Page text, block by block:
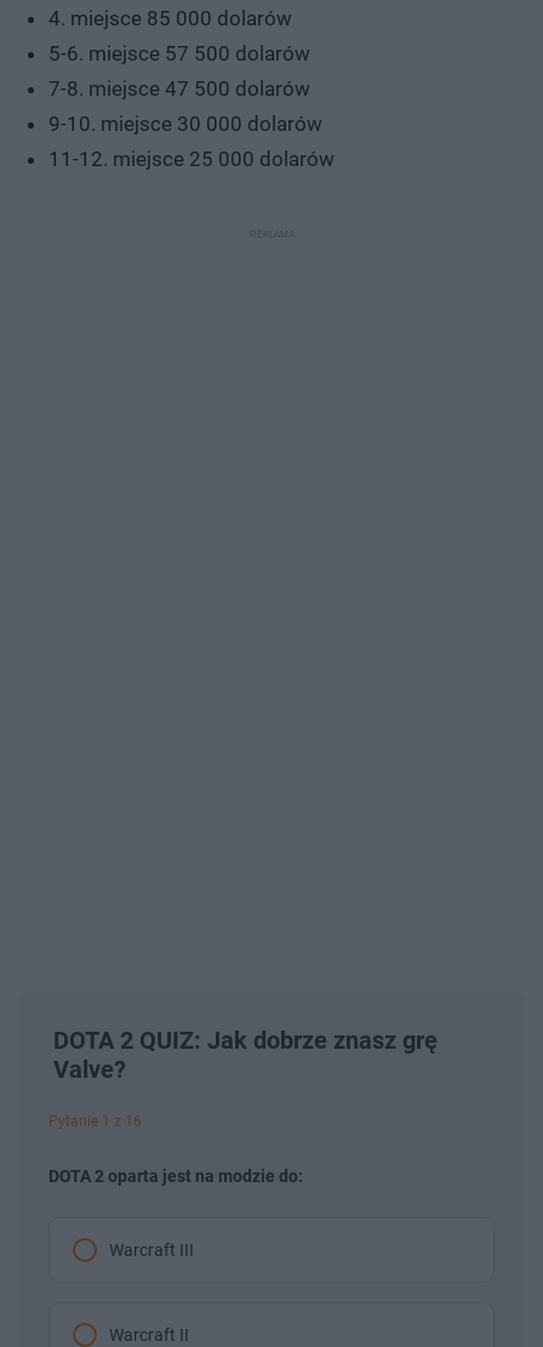
4. miejsce 85 000 dolarów
5-6. miejsce 57 500 dolarów
7-8. miejsce 47 500 dolarów
9-10. miejsce 30 000 dolarów
11-12. miejsce 25 000 dolarów
DOTA 2 QUIZ: Jak dobrze znasz grę
Valve?
Pytanie 1 z 16
DOTA 2 oparta jest na modzie do:
Warcraft III
Warcraft II